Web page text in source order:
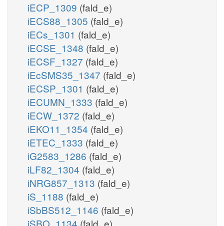
iECP_1309 (fald_e)
iECS88_1305 (fald_e)
iECs_1301 (fald_e)
iECSE_1348 (fald_e)
iECSF_1327 (fald_e)
iEcSMS35_1347 (fald_e)
iECSP_1301 (fald_e)
iECUMN_1333 (fald_e)
iECW_1372 (fald_e)
iEKO11_1354 (fald_e)
iETEC_1333 (fald_e)
iG2583_1286 (fald_e)
iLF82_1304 (fald_e)
iNRG857_1313 (fald_e)
iS_1188 (fald_e)
iSbBS512_1146 (fald_e)
iSBO_1134 (fald_e)